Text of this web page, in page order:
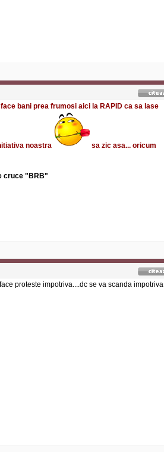
bani prea frumosi aici la RAPID ca sa lase
noastra
sa zic asa... oricum
cruce "BRB"
proteste impotriva....dc se va scanda impotriva